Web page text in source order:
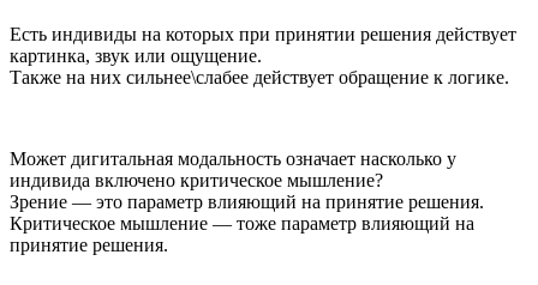
Есть индивиды на которых при принятии решения действует
картинка, звук или ощущение.
Также на них сильнее\слабее действует обращение к логике.
Может дигитальная модальность означает насколько у
индивида включено критическое мышление?
Зрение — это параметр влияющий на принятие решения.
Критическое мышление — тоже параметр влияющий на
принятие решения.